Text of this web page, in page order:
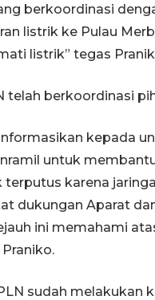
berkoordinasi
listrik ke Pulau
listrik” tegas
telah berkoordinasi
kepada
untuk
terputus karena
dukungan Aparat
ini memahami
sudah melakukan